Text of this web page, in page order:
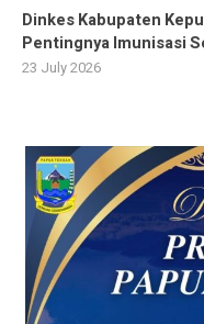
Dinkes Kabupaten
Pentingnya Imunisasi
23 July 2026